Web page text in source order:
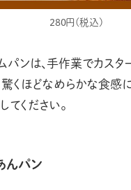
280円(税込)
パンは、手作業でカスタ
驚くほどなめらかな食感
てください。
んパン